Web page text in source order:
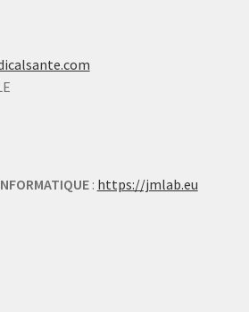
: https://jmlab.eu